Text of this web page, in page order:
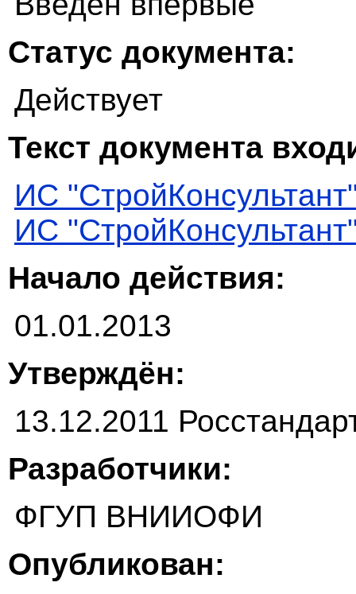
Статус документа:
Действует
Текст документа
ИС
ИС
Начало действия:
01.01.2013
Утверждён:
13.12.2011
Разработчики:
ФГУП ВНИИОФИ
Опубликован: